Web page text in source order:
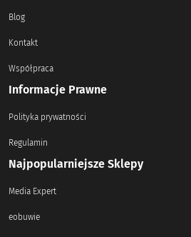
Blog
Kontakt
Współpraca
Informacje Prawne
Polityka prywatności
Regulamin
Najpopularniejsze Sklepy
Media Expert
eobuwie